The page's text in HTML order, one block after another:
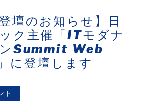
壇のお知らせ】日
ク主催「ITモダナ
Summit Web
登壇します
ト